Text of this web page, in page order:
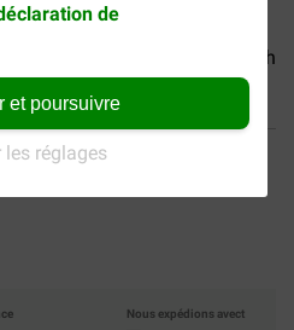
de
et poursuivre
les réglages
Dermoscent Bio Balm pour
Nous expédions avect